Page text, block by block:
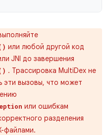
или любой другой код
JNI до завершения
. Трассировка MultiDex не
эти вызовы, что может
или ошибкам
разделения
файлами.